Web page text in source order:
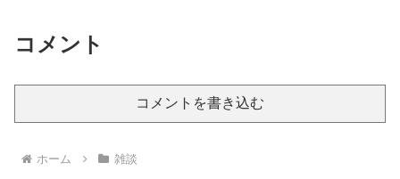
コメント
コメントを書き込む
ホーム 雑談